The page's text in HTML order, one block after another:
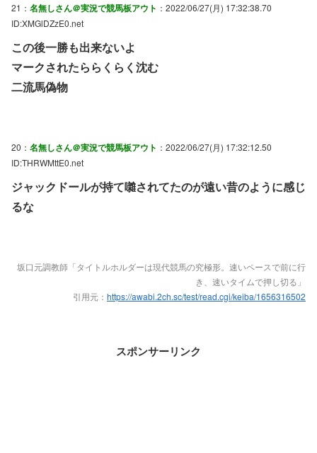
21： 名無しさん＠実況で競馬板アウト ：2022/06/27(月) 17:32:38.70
ID:XMGlDZzE0.net
この後一勝も出来ないよ
マークされたららくらく沈む
二流馬偽物
20： 名無しさん＠実況で競馬板アウト ：2022/06/27(月) 17:32:12.50
ID:THRWMttE0.net
ジャックドールが持て囃されてたのが遠い昔のように感じ
るな
坂口元調教師「タイトルホルダーは現代競馬の究極形。速いペースで前に行
き、速いタイムで押し切る」
引用元： https://awabi.2ch.sc/test/read.cgi/keiba/1656316502
スポンサーリンク